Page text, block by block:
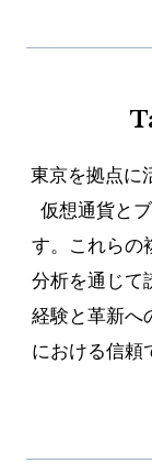
東京を拠点に
仮想通貨と
す。これらの
分析を通じて
経験と革新へ
における信頼